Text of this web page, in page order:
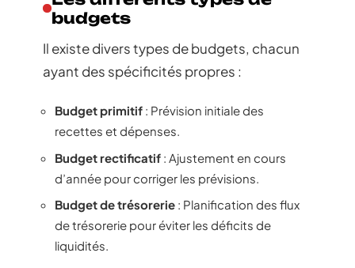
budgets
Il existe divers types de budgets, chacun
ayant des spécificités propres :
Budget primitif : Prévision initiale des
recettes et dépenses.
Budget rectificatif : Ajustement en cours
d’année pour corriger les prévisions.
Budget de trésorerie : Planification des flux
de trésorerie pour éviter les déficits de
liquidités.